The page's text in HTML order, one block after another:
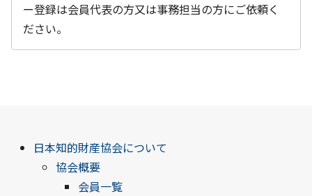
ー登録は会員代表の方又は事務担当の方にご依頼く
ださい。
日本知的財産協会について
協会概要
会員一覧